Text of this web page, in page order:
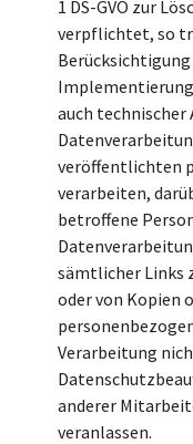
1 DS-GVO zur
verpflichtet, so
auch technischer
veröffentlichten
verarbeiten,
betroffene
sämtlicher Links
oder von Kopien
Verarbeitung
anderer
veranlassen.